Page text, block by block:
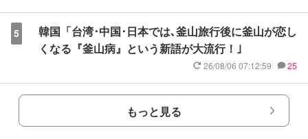
5
韓国「台湾･中国･日本では､釜山旅行後に釜山が恋し
くなる『釜山病』という新語が大流行！｣
26/08/06 07:12:59 25
もっと見る